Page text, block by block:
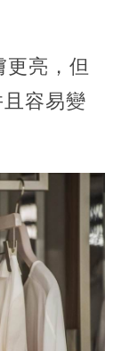
亮，但
容易變